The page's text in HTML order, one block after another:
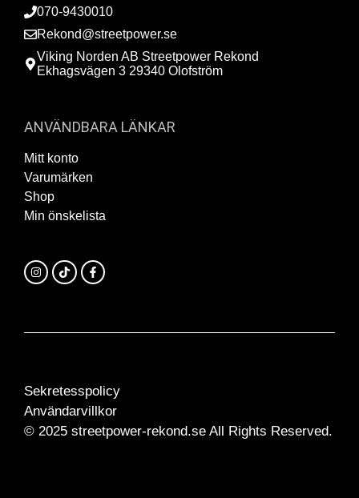
070-9430010
Rekond@streetpower.se
Viking Norden AB Streetpower Rekond
Ekhagsvägen 3 29340 Olofström
ANVÄNDBARA LÄNKAR
Mitt konto
Varumärken
Shop
Min önskelista
© 2025 streetpower-rekond.se All Rights Reserved.
Sekretesspolicy
Användarvillkor